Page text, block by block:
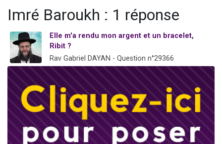
Il reste 49 places pour étudier en groupe sur Zoom
12 nouvelles musiques dans Torah-Box Music
2 personnes viennent de nous rejoindre sur WhatsApp
Imré Baroukh : 1 réponse
Elle m'a rendu mon argent et un bracelet,
Ribit ?
Rav Gabriel DAYAN - Question n°29366